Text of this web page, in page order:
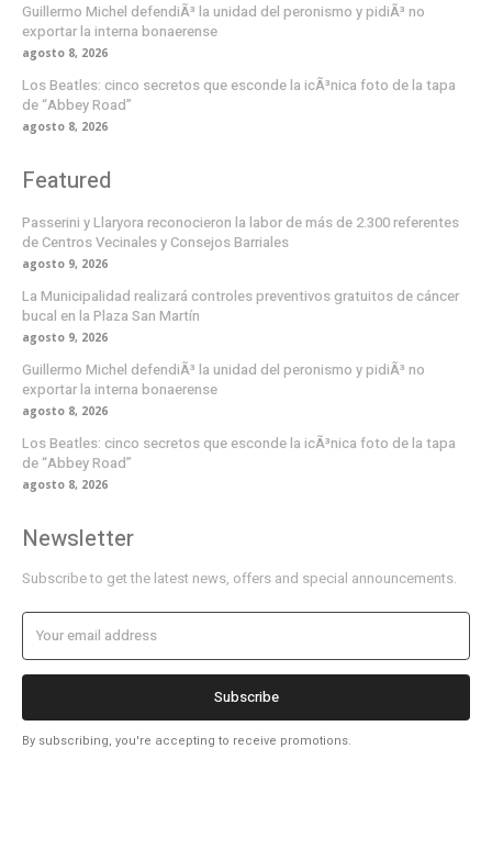
Guillermo Michel defendiÃ³ la unidad del peronismo y pidiÃ³ no
exportar la interna bonaerense
agosto 8, 2026
Los Beatles: cinco secretos que esconde la icÃ³nica foto de la tapa
de “Abbey Road”
agosto 8, 2026
Featured
Passerini y Llaryora reconocieron la labor de más de 2.300 referentes
de Centros Vecinales y Consejos Barriales
agosto 9, 2026
La Municipalidad realizará controles preventivos gratuitos de cáncer
bucal en la Plaza San Martín
agosto 9, 2026
Guillermo Michel defendiÃ³ la unidad del peronismo y pidiÃ³ no
exportar la interna bonaerense
agosto 8, 2026
Los Beatles: cinco secretos que esconde la icÃ³nica foto de la tapa
de “Abbey Road”
agosto 8, 2026
Newsletter
Subscribe to get the latest news, offers and special announcements.
Subscribe
By subscribing, you're accepting to receive promotions.